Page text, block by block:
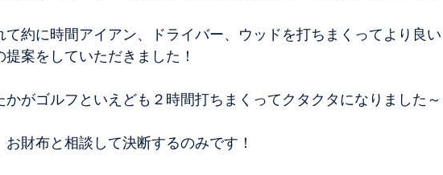
て約に時間アイアン、ドライバー、ウッドを打ちまくってより良い
提案をしていただきました！
かがゴルフといえども２時間打ちまくってクタクタになりました～
お財布と相談して決断するのみです！